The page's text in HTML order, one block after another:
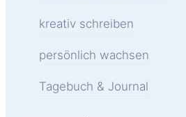
kreativ schreiben
persönlich wachsen
Tagebuch & Journal